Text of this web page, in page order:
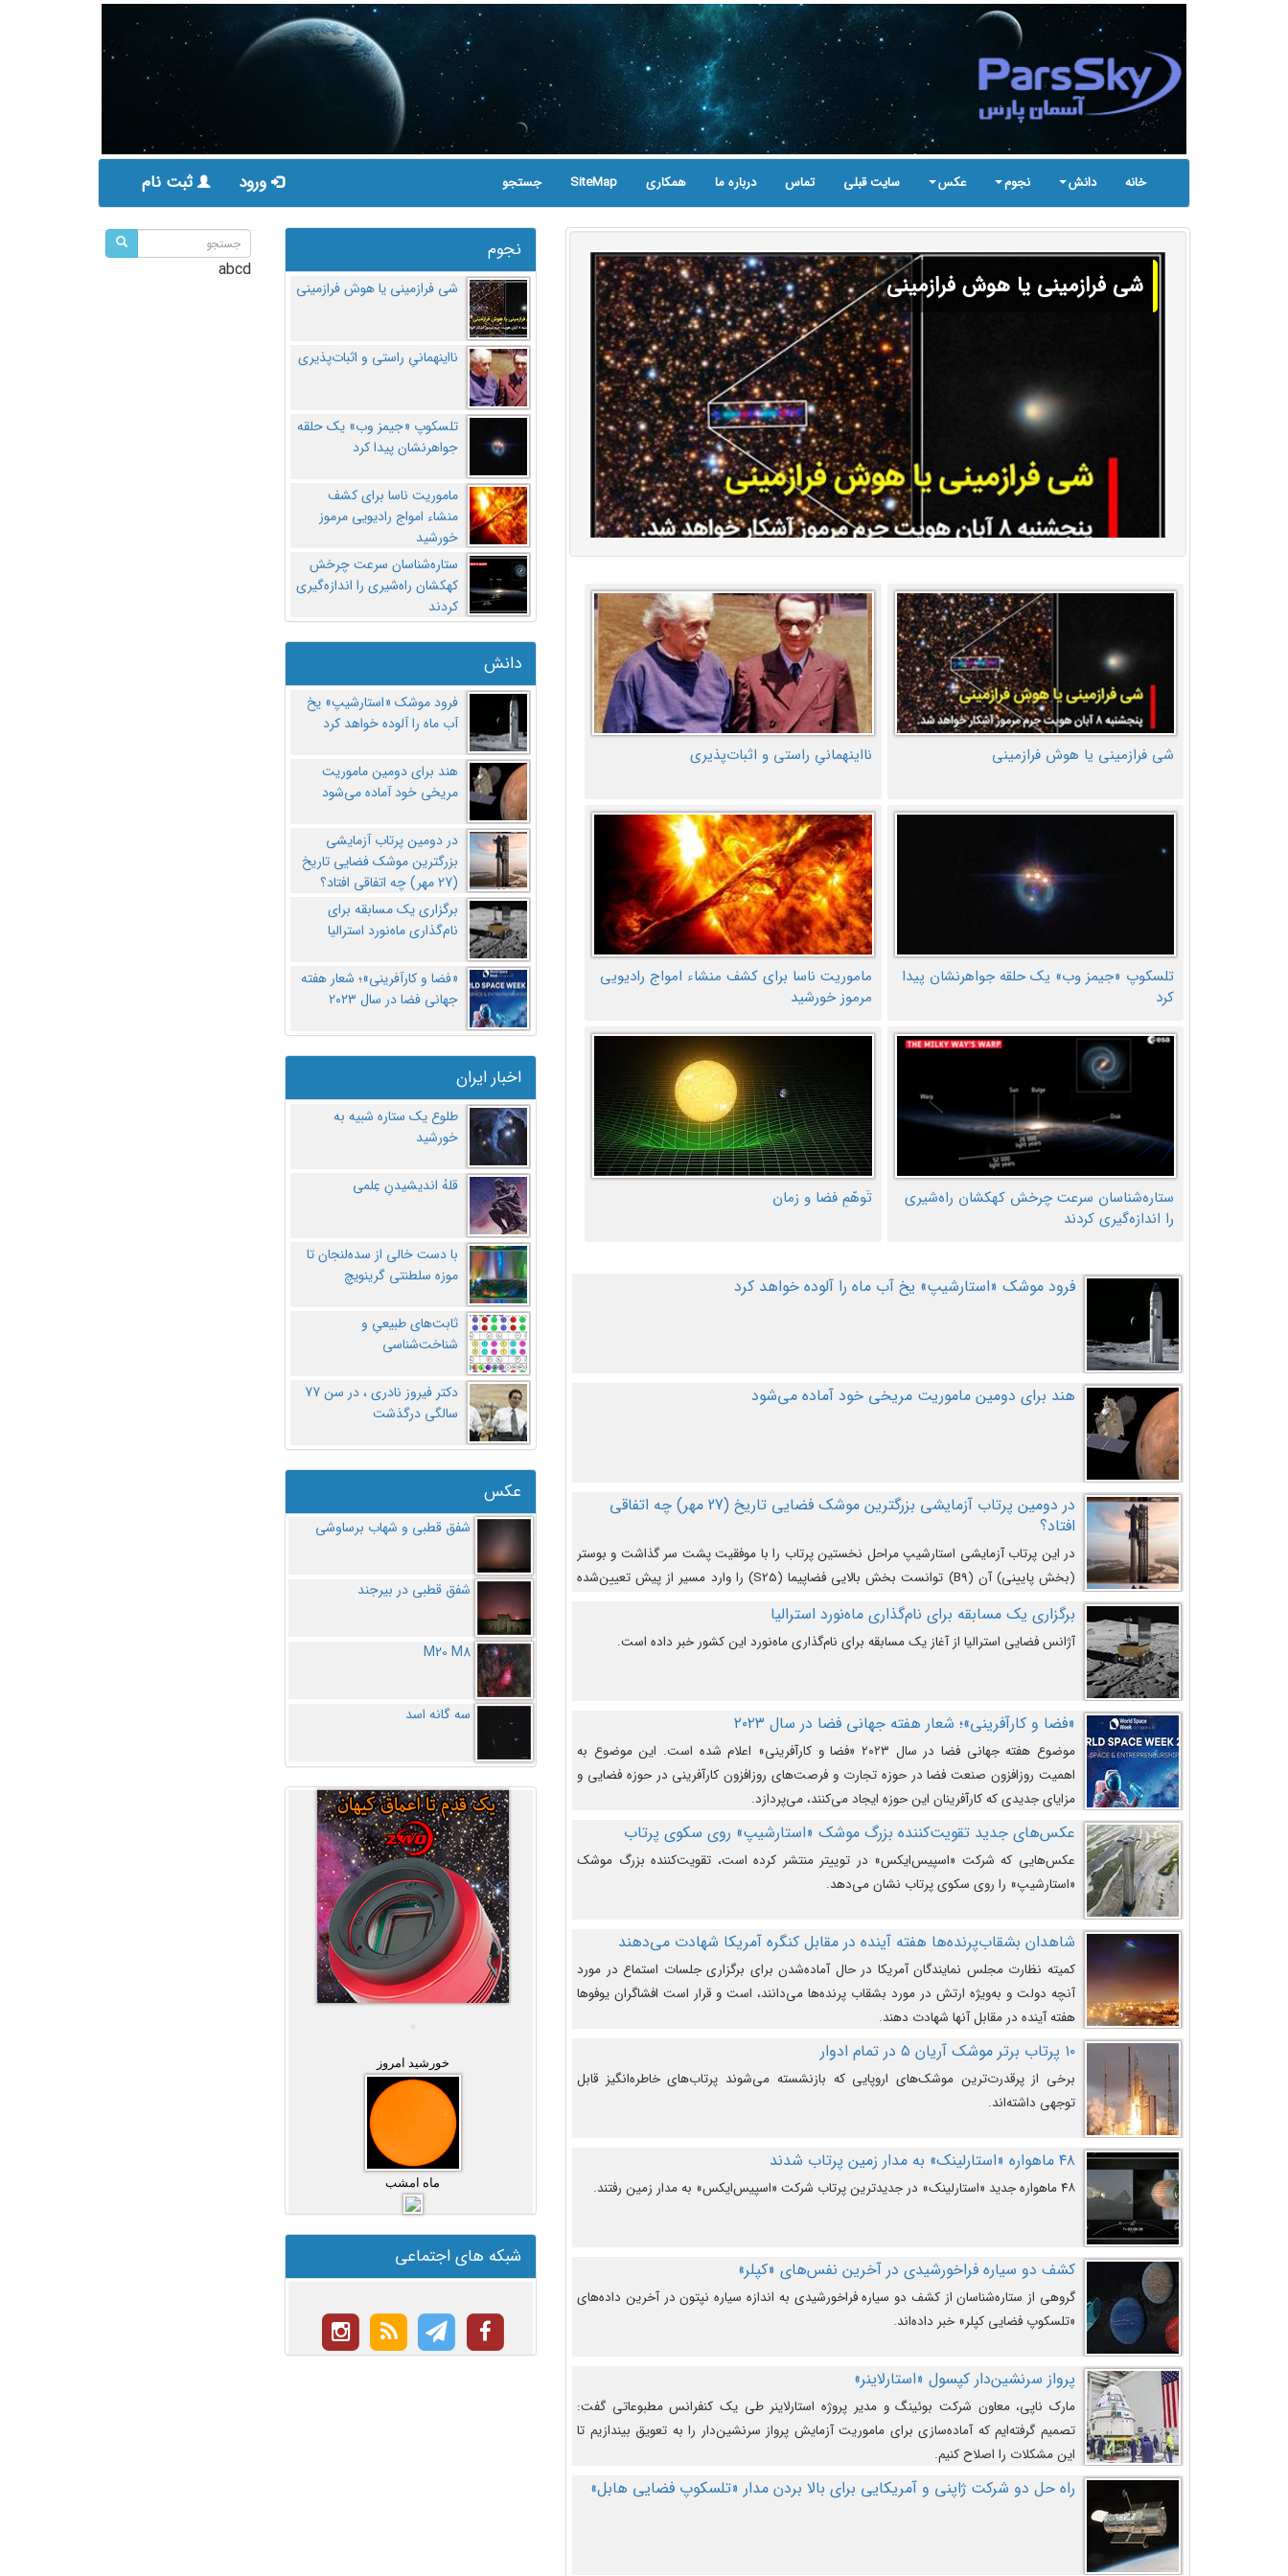
خانه دانش نجوم عکس سایت قبلی تماس درباره ما همکاری SiteMap جستجو ورود ثبت نام
شی فرازمینی یا هوش فرازمینی
شی فرازمینی یا هوش فرازمینی نااینهمانیِ راستی و اثبات‌پذیری
تلسکوپ «جیمز وب» یک حلقه جواهرنشان پیدا
کرد
ماموریت ناسا برای کشف منشاء امواج رادیویی
مرموز خورشید
ستاره‌شناسان سرعت چرخش کهکشان راه‌شیری
را اندازه‌گیری کردند
تَوهّمِ فضا و زمان
فرود موشک «استارشیپ» یخ آب ماه را آلوده خواهد کرد
هند برای دومین ماموریت مریخی خود آماده می‌شود
در دومین پرتاب آزمایشی بزرگترین موشک فضایی تاریخ (27 مهر‌) چه اتفاقی
افتاد؟
در این پرتاب آزمایشی استارشیپ مراحل نخستین پرتاب را با موفقیت پشت سر گذاشت و بوستر
(بخش پایینی) آن (B9) توانست بخش بالایی فضاپیما (S25) را وارد مسیر از پیش تعیین‌شده
کند و سپس با یک مکانیزم جدید با موفقیت از آن جدا شود. ‌
برگزاری یک مسابقه برای نام‌گذاری ماه‌نورد استرالیا
آژانس فضایی استرالیا از آغاز یک مسابقه برای نام‌گذاری ماه‌نورد این کشور خبر داده است.
«فضا و کارآفرینی»؛ شعار هفته جهانی فضا در سال ۲۰۲۳
موضوع هفته جهانی فضا در سال ۲۰۲۳ «فضا و کارآفرینی» اعلام شده است. این موضوع به
اهمیت روزافزون صنعت فضا در حوزه تجارت و فرصت‌های روزافزون کارآفرینی در حوزه فضایی و
مزایای جدیدی که کارآفرینان این حوزه ایجاد می‌کنند، می‌پردازد.
عکس‌های جدید تقویت‌کننده بزرگ موشک «استارشیپ» روی سکوی پرتاب
عکس‌هایی که شرکت «اسپیس‌ایکس» در توییتر منتشر کرده است، تقویت‌کننده بزرگ موشک
«استارشیپ» را روی سکوی پرتاب نشان می‌دهد.
شاهدان بشقاب‌پرنده‌ها هفته آینده در مقابل کنگره آمریکا شهادت می‌دهند
کمیته نظارت مجلس نمایندگان آمریکا در حال آماده‌شدن برای برگزاری جلسات استماع در مورد
آنچه دولت و به‌ویژه ارتش در مورد بشقاب پرنده‌ها می‌دانند، است و قرار است افشاگران یوفوها
هفته آینده در مقابل آنها شهادت دهند.
۱۰ پرتاب برتر موشک آریان ۵ در تمام ادوار
برخی از پرقدرت‌ترین موشک‌های اروپایی که بازنشسته می‌شوند پرتاب‌های خاطره‌انگیز قابل
توجهی داشته‌اند.
۴۸ ماهواره «استارلینک» به مدار زمین پرتاب شدند
۴۸ ماهواره جدید «استارلینک» در جدیدترین پرتاب شرکت «اسپیس‌ایکس» به مدار زمین رفتند.
کشف دو سیاره فراخورشیدی در آخرین نفس‌های «کپلر»
گروهی از ستاره‌شناسان از کشف دو سیاره فراخورشیدی به اندازه سیاره نپتون در آخرین داده‌های
«تلسکوپ فضایی کپلر» خبر داده‌اند.
پرواز سرنشین‌دار کپسول «استارلاینر»
مارک ناپی، معاون شرکت بوئینگ و مدیر پروژه استارلاینر طی یک کنفرانس مطبوعاتی گفت:
تصمیم گرفته‌ایم که آماده‌سازی برای ماموریت آزمایش پرواز سرنشین‌دار را به تعویق بیندازیم تا
این مشکلات را اصلاح کنیم.
راه حل دو شرکت ژاپنی و آمریکایی برای بالا بردن مدار «تلسکوپ فضایی هابل»
نجوم
شی فرازمینی یا هوش فرازمینی
نااینهمانیِ راستی و اثبات‌پذیری
تلسکوپ «جیمز وب» یک حلقه
جواهرنشان پیدا کرد
ماموریت ناسا برای کشف
منشاء امواج رادیویی مرموز
خورشید
ستاره‌شناسان سرعت چرخش
کهکشان راه‌شیری را اندازه‌گیری
کردند
دانش
فرود موشک «استارشیپ» یخ
آب ماه را آلوده خواهد کرد
هند برای دومین ماموریت
مریخی خود آماده می‌شود
در دومین پرتاب آزمایشی
بزرگترین موشک فضایی تاریخ
(27 مهر‌) چه اتفاقی افتاد؟
برگزاری یک مسابقه برای
نام‌گذاری ماه‌نورد استرالیا
«فضا و کارآفرینی»؛ شعار هفته
جهانی فضا در سال ۲۰۲۳
اخبار ایران
طلوع یک ستاره شبیه به
خورشید
قلهُ اندیشیدنِ عِلمی
با دست خالی از سده‌لنجان تا
موزه سلطنتی گرینویچ
ثابت‌های طبیعیِ و
شناخت‌شناسی
دکتر فیروز نادری ، در سن 77
سالگی درگذشت
عکس
شفق قطبی و شهاب برساوشی
شفق قطبی در بیرجند
M20 M8
سه گانه اسد
خورشید امروز
ماه امشب
شبکه های اجتماعی
abcd